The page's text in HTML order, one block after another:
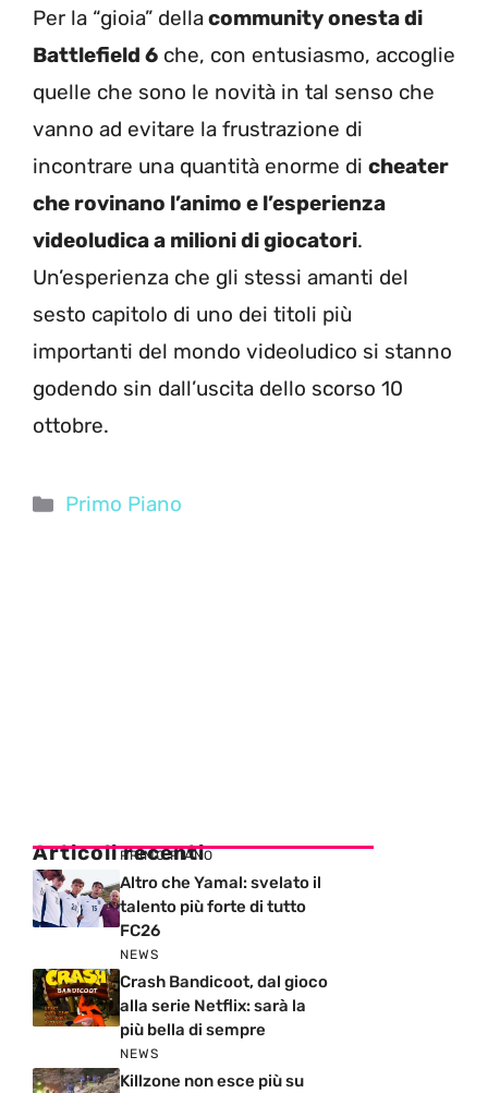
Per la “gioia” dellacommunity onesta di
Battlefield 6 che, con entusiasmo, accoglie
quelle che sono le novità in tal senso che
vanno ad evitare la frustrazione di
incontrare una quantità enorme di cheater
che rovinano l’animo e l’esperienza
videoludica a milioni di giocatori.
Un’esperienza che gli stessi amanti del
sesto capitolo di uno dei titoli più
importanti del mondo videoludico si stanno
godendo sin dall’uscita dello scorso 10
ottobre.
Categorie
Primo Piano
Articoli recenti
PRIMO PIANO
Altro che Yamal: svelato il
talento più forte di tutto
FC26
NEWS
Crash Bandicoot, dal gioco
alla serie Netflix: sarà la
più bella di sempre
NEWS
Killzone non esce più su